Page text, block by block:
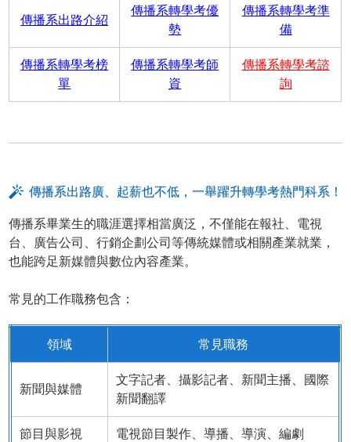
傳播系出路介紹
傳播系轉學考優
勢
傳播系轉學考準
備
傳播系轉學考榜
單
傳播系轉學考師
資
傳播系轉學考諮
詢
傳播系出路廣、起薪也不低，一舉躍升轉學考熱門科系！
傳播系畢業生的職涯選擇相當廣泛，不僅能在報社、電視
台、廣告公司、行銷企劃公司等傳統媒體或相關產業就業，
也能跨足新媒體與數位內容產業。
常見的工作職務包含：
領域 常見職務
新聞與媒體
文字記者、攝影記者、新聞主播、國際
新聞翻譯
節目與影視 電視節目製作、導播、導演、編劇